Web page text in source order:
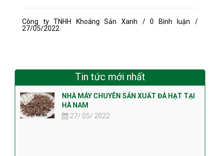
Công ty TNHH Khoáng Sản Xanh / 0 Bình luận /
27/05/2022
Tin tức mới nhất
NHÀ MÁY CHUYÊN SẢN XUẤT ĐÁ HẠT TẠI
HÀ NAM
27/ 05/ 2022